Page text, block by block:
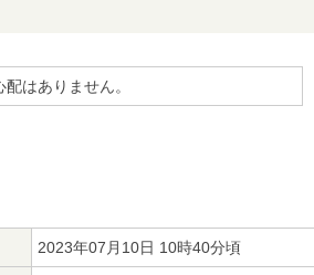
はありません。
2023年07月10日 10時40分頃